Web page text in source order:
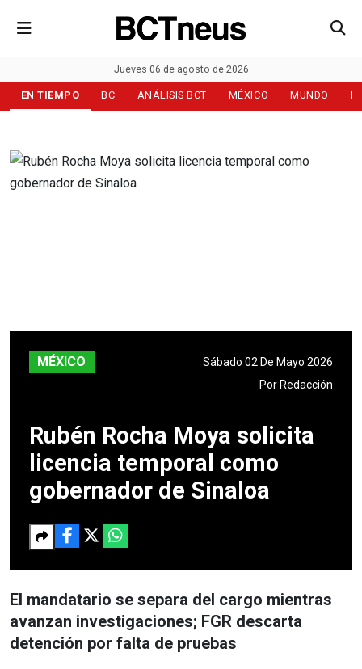
Jueves 06 de agosto de 2026
EN TIEMPO BC ANÁLISIS BCT MÉXICO MUNDO
MÉXICO
Sábado 02 De Mayo 2026
Por Redacción
Rubén Rocha Moya solicita
licencia temporal como
gobernador de Sinaloa
El mandatario se separa del cargo mientras
avanzan investigaciones; FGR descarta
detención por falta de pruebas